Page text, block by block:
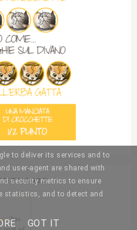
2025
has
to deliver its services and to
user-agent are shared with
security metrics to ensure
statistics, and to detect and
GOT IT